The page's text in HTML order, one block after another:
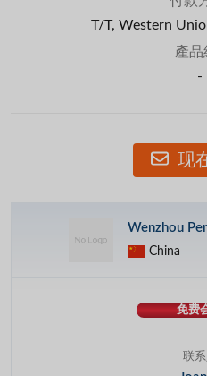
T/T, Western
產品
-
现
Wenzhou
China
免费
联系